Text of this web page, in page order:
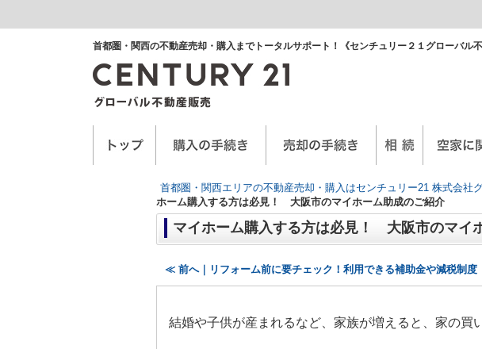
首都圏・関西の不動産売却・購入までトータルサポート！《センチュリー２１グローバル不
首都圏・関西エリアの不動産売却・購入はセンチュリー21 株式会社
ホーム購入する方は必見！ 大阪市のマイホーム助成のご紹介
マイホーム購入する方は必見！ 大阪市のマイ
≪ 前へ｜リフォーム前に要チェック！利用できる補助金や減税制度
結婚や子供が産まれるなど、家族が増えると、家の買